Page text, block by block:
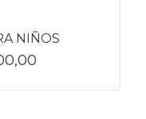
NIÑOS